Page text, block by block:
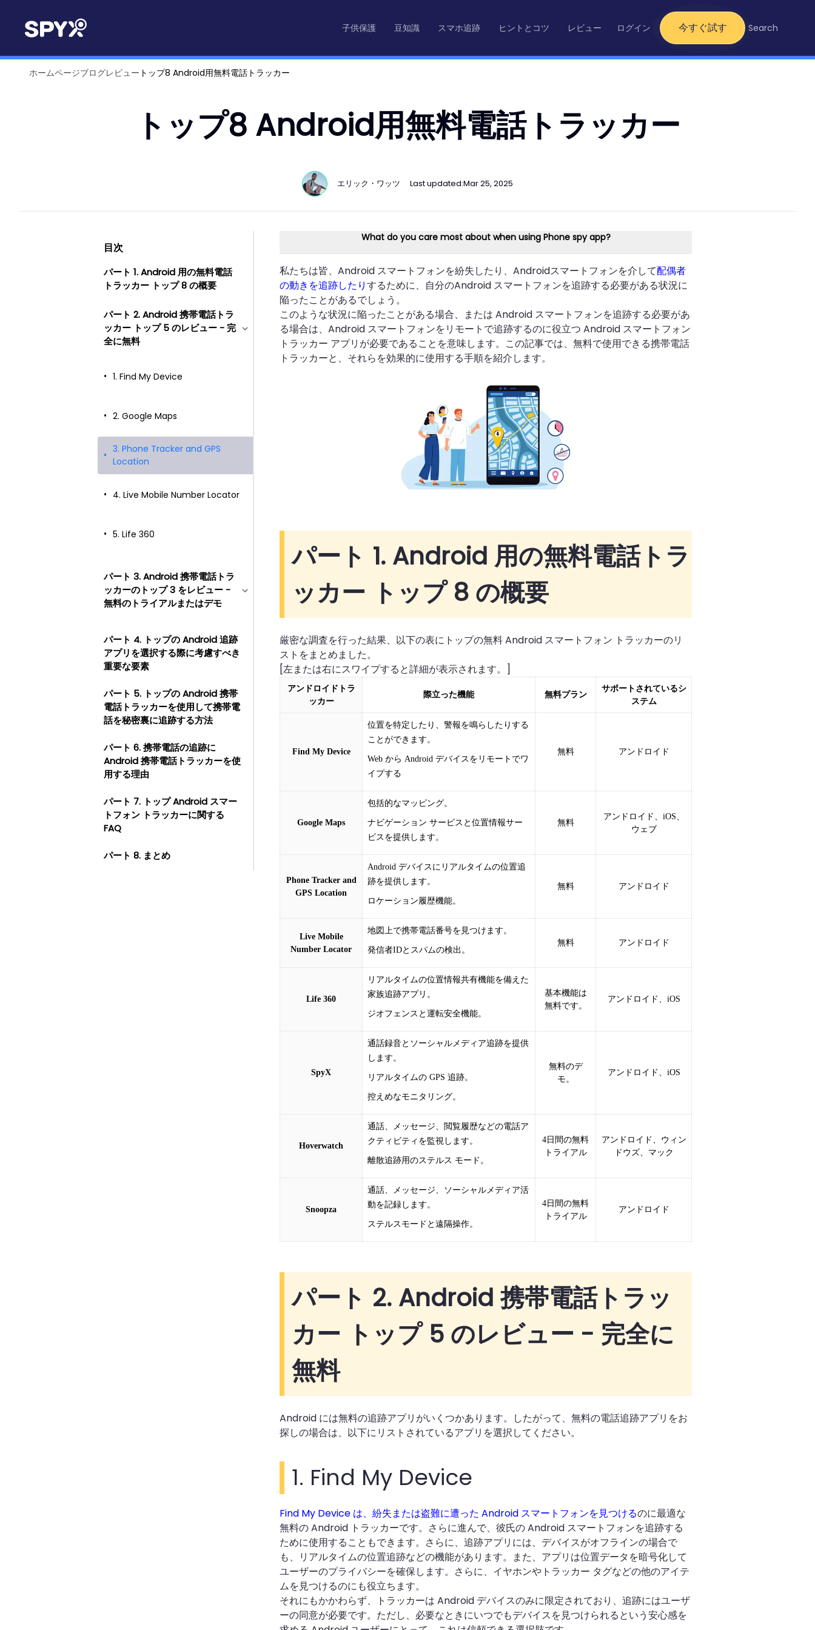
子供保護 豆知識 スマホ追跡 ヒントとコツ レビュー ログイン 今すぐ試す Search
ホームページブログレビュー トップ8 Android用無料電話トラッカー
トップ8 Android用無料電話トラッカー
エリック・ワッツ Last updated:Mar 25, 2025
目次
パート 1. Android 用の無料電話
トラッカー トップ 8 の概要
パート 2. Android 携帯電話トラ
ッカー トップ 5 のレビュー - 完
全に無料
1. Find My Device
2. Google Maps
3. Phone Tracker and GPS
Location
4. Live Mobile Number Locator
5. Life 360
パート 3. Android 携帯電話トラ
ッカーのトップ 3 をレビュー -
無料のトライアルまたはデモ
パート 4. トップの Android 追跡
アプリを選択する際に考慮すべき
重要な要素
パート 5. トップの Android 携帯
電話トラッカーを使用して携帯電
話を秘密裏に追跡する方法
パート 6. 携帯電話の追跡に
Android 携帯電話トラッカーを使
用する理由
パート 7. トップ Android スマー
トフォン トラッカーに関する
FAQ
パート 8. まとめ
What do you care most about when using Phone spy app?
私たちは皆、Android スマートフォンを紛失したり、Androidスマートフォンを介して配偶者
の動きを追跡したりするために、自分のAndroid スマートフォンを追跡する必要がある状況に
陥ったことがあるでしょう。
このような状況に陥ったことがある場合、または Android スマートフォンを追跡する必要があ
る場合は、Android スマートフォンをリモートで追跡するのに役立つ Android スマートフォン
トラッカー アプリが必要であることを意味します。この記事では、無料で使用できる携帯電話
トラッカーと、それらを効果的に使用する手順を紹介します。
パート 1. Android 用の無料電話トラ
ッカー トップ 8 の概要
厳密な調査を行った結果、以下の表にトップの無料 Android スマートフォン トラッカーのリ
ストをまとめました。
[左または右にスワイプすると詳細が表示されます。]
アンドロイドトラ
ッカー
際立った機能 無料プラン
サポートされているシ
ステム
Find My Device
位置を特定したり、警報を鳴らしたりする
ことができます。
Web から Android デバイスをリモートでワ
イプする
無料 アンドロイド
Google Maps
包括的なマッピング。
ナビゲーション サービスと位置情報サー
ビスを提供します。
無料
アンドロイド、iOS、
ウェブ
Phone Tracker and
GPS Location
Android デバイスにリアルタイムの位置追
跡を提供します。
ロケーション履歴機能。
無料 アンドロイド
Live Mobile
Number Locator
地図上で携帯電話番号を見つけます。
発信者IDとスパムの検出。
無料 アンドロイド
Life 360
リアルタイムの位置情報共有機能を備えた
家族追跡アプリ。
ジオフェンスと運転安全機能。
基本機能は
無料です。
アンドロイド、iOS
SpyX
通話録音とソーシャルメディア追跡を提供
します。
リアルタイムの GPS 追跡。
控えめなモニタリング。
無料のデ
モ。
アンドロイド、iOS
Hoverwatch
通話、メッセージ、閲覧履歴などの電話ア
クティビティを監視します。
離散追跡用のステルス モード。
4日間の無料
トライアル
アンドロイド、ウィン
ドウズ、マック
Snoopza
通話、メッセージ、ソーシャルメディア活
動を記録します。
ステルスモードと遠隔操作。
4日間の無料
トライアル
アンドロイド
パート 2. Android 携帯電話トラッ
カー トップ 5 のレビュー - 完全に
無料
Android には無料の追跡アプリがいくつかあります。したがって、無料の電話追跡アプリをお
探しの場合は、以下にリストされているアプリを選択してください。
1. Find My Device
Find My Device は、紛失または盗難に遭った Android スマートフォンを見つけるのに最適な
無料の Android トラッカーです。さらに進んで、彼氏の Android スマートフォンを追跡する
ために使用することもできます。さらに、追跡アプリには、デバイスがオフラインの場合で
も、リアルタイムの位置追跡などの機能があります。また、アプリは位置データを暗号化して
ユーザーのプライバシーを確​​保します。さらに、イヤホンやトラッカー タグなどの他のアイテ
ムを見つけるのにも役立ちます。
それにもかかわらず、トラッカーは Android デバイスのみに限定されており、追跡にはユーザ
ーの同意が必要です。ただし、必要なときにいつでもデバイスを見つけられるという安心感を